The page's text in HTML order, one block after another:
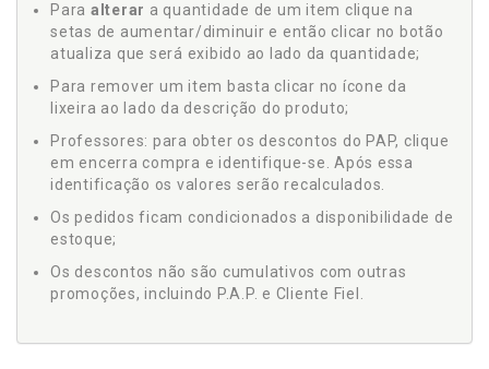
Para alterar a quantidade de um item clique na
setas de aumentar/diminuir e então clicar no botão
atualiza que será exibido ao lado da quantidade;
Para remover um item basta clicar no ícone da
lixeira ao lado da descrição do produto;
Professores: para obter os descontos do PAP, clique
em encerra compra e identifique-se. Após essa
identificação os valores serão recalculados.
Os pedidos ficam condicionados a disponibilidade de
estoque;
Os descontos não são cumulativos com outras
promoções, incluindo P.A.P. e Cliente Fiel.